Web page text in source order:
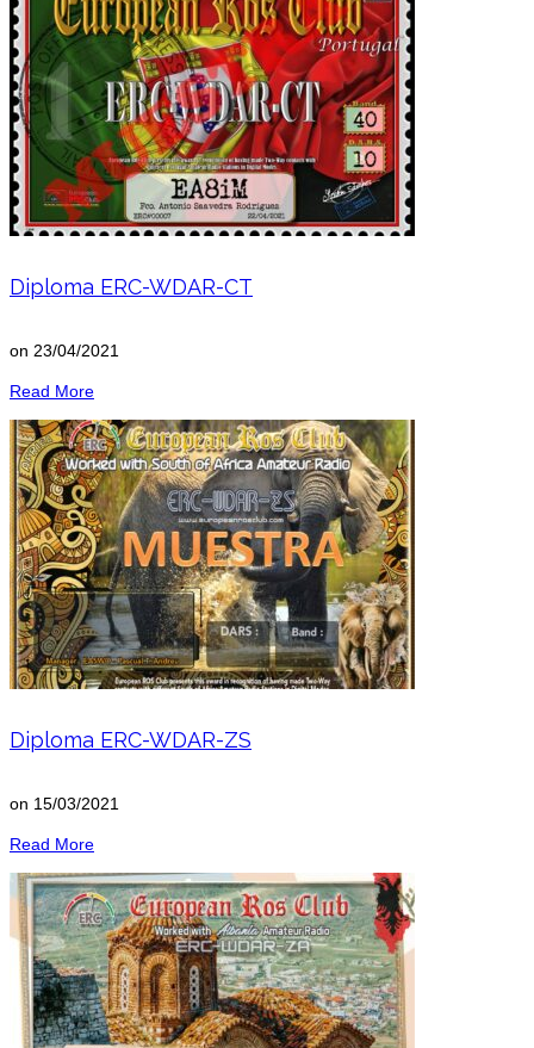
Diploma ERC-WDAR-CT
on 23/04/2021
Read More
Diploma ERC-WDAR-ZS
on 15/03/2021
Read More